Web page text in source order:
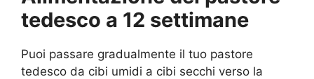
tedesco a 12 settimane
Puoi passare gradualmente il tuo pastore
tedesco da cibi umidi a cibi secchi verso la